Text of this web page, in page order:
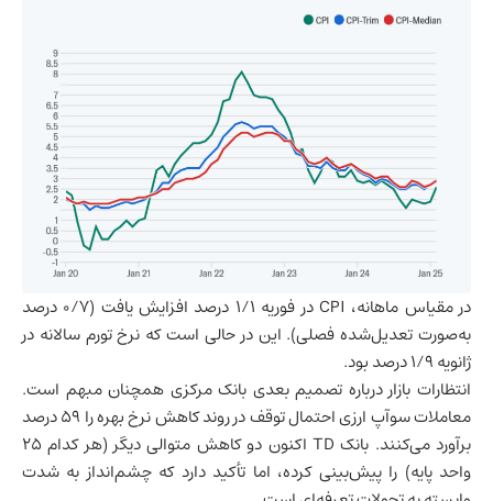
در مقیاس ماهانه، CPI در فوریه ۱/۱ درصد افزایش یافت (۰/۷ درصد
به‌صورت تعدیل‌شده فصلی). این در حالی است که نرخ تورم سالانه در
ژانویه ۱/۹ درصد بود.
انتظارات بازار درباره تصمیم بعدی بانک مرکزی همچنان مبهم است.
معاملات سوآپ ارزی احتمال توقف در روند کاهش نرخ بهره را ۵۹ درصد
برآورد می‌کنند. بانک TD اکنون دو کاهش متوالی دیگر (هر کدام ۲۵
واحد پایه) را پیش‌بینی کرده، اما تأکید دارد که چشم‌انداز به شدت